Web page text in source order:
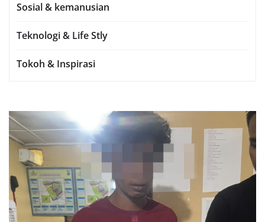
Sosial & kemanusian
Teknologi & Life Stly
Tokoh & Inspirasi